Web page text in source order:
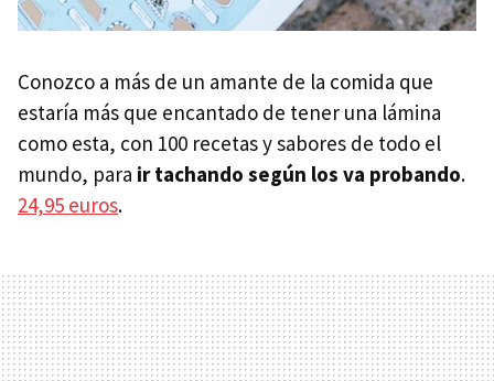
Conozco a más de un amante de la comida que
estaría más que encantado de tener una lámina
como esta, con 100 recetas y sabores de todo el
mundo, para ir tachando según los va probando.
24,95 euros.